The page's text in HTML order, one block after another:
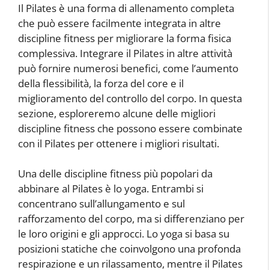
Il Pilates è una forma di allenamento completa
che può essere facilmente integrata in altre
discipline fitness per migliorare la forma fisica
complessiva. Integrare il Pilates in altre attività
può fornire numerosi benefici, come l’aumento
della flessibilità, la forza del core e il
miglioramento del controllo del corpo. In questa
sezione, esploreremo alcune delle migliori
discipline fitness che possono essere combinate
con il Pilates per ottenere i migliori risultati.
Una delle discipline fitness più popolari da
abbinare al Pilates è lo yoga. Entrambi si
concentrano sull’allungamento e sul
rafforzamento del corpo, ma si differenziano per
le loro origini e gli approcci. Lo yoga si basa su
posizioni statiche che coinvolgono una profonda
respirazione e un rilassamento, mentre il Pilates